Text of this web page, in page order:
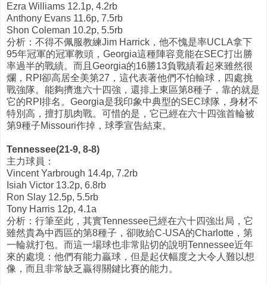
Ezra Williams 12.1p, 4.2rb
Anthony Evans 11.6p, 7.5rb
Shon Coleman 10.2p, 5.5rb
分析：不得不佩服教練Jim Harrick，他不愧是率UCLA拿下
95年冠軍的冠軍教頭，Georgia這種陣容竟能在SEC打出勝
率過半的戰績。而且Georgia的16勝13負戰績看起來雖然很
爛，RPI卻高居全美第27，這代表著他們不怕輸球，四處挑
戰強隊。能夠擠進六十四強，還排上東區第8種子，靠的就是
它的RPI排名。Georgia是我印象中典型的SEC球隊，身材不
特別高，擅打肌肉戰。可惜的是，它已經在六十四強首輪被
第9種子Missouri作掉，球季宣告結束。
Tennessee(21-9, 8-8)
主力球員：
Vincent Yarbrough 14.4p, 7.2rb
Isiah Victor 13.2p, 6.8rb
Ron Slay 12.5p, 5.5rb
Tony Harris 12p, 4.1a
分析：行筆至此，其實Tennessee已經在六十四強出局，它
雖然貴為中西區的第8種子，卻敗給C-USA的Charlotte，第
一輪就打包。而這一場球也非常貼切的說明Tennessee近年
來的處境：他們有能力贏球，但是起伏幅度之大令人難以想
像，而且非常缺乏贏得關鍵比賽的能力。